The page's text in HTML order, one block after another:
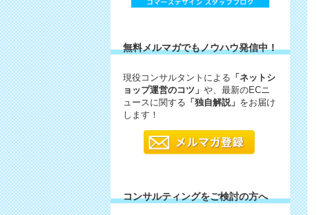
無料メルマガでもノウハウ発信中！
現役コンサルタントによる 「ネットシ
ョップ運営のコツ」 や、最新のECニ
ュースに関する 「独自解説」 をお届け
します！
コンサルティングをご検討の方へ